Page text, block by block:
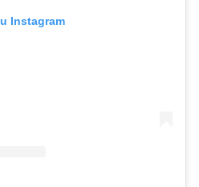
Instagram